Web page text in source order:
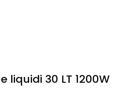
30 LT 1200W